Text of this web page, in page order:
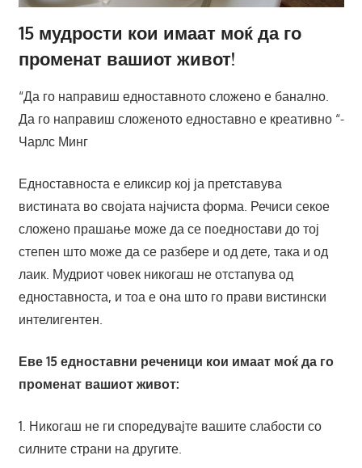
15 мудрости кои имаат моќ да го
променат вашиот живот!
“Да го направиш едноставното сложено е банално.
Да го направиш сложеното едноставно е креативно “-
Чарлс Минг
Едноставноста е еликсир кој ја претставува
вистината во својата најчиста форма. Речиси секое
сложено прашање може да се поедностави до тој
степен што може да се разбере и од дете, така и од
лаик. Мудриот човек никогаш не отстапува од
едноставноста, и тоа е она што го прави вистински
интелигентен.
Еве 15 едноставни реченици кои имаат моќ да го
променат вашиот живот:
1. Никогаш не ги споредувајте вашите слабости со
силните страни на другите.